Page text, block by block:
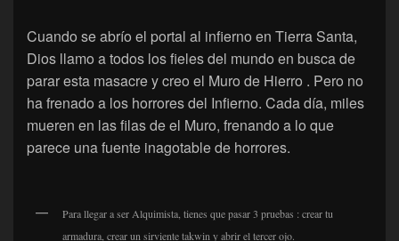
Cuando se abrío el portal al infierno en Tierra Santa,
Dios llamo a todos los fieles del mundo en busca de
parar esta masacre y creo el Muro de Hierro . Pero no
ha frenado a los horrores del Infierno. Cada día, miles
mueren en las filas de el Muro, frenando a lo que
parece una fuente inagotable de horrores.
Para llegar a ser Alquimista, tienes que pasar 3 pruebas : crear tu
armadura, crear un sirviente takwin y abrir el tercer ojo.